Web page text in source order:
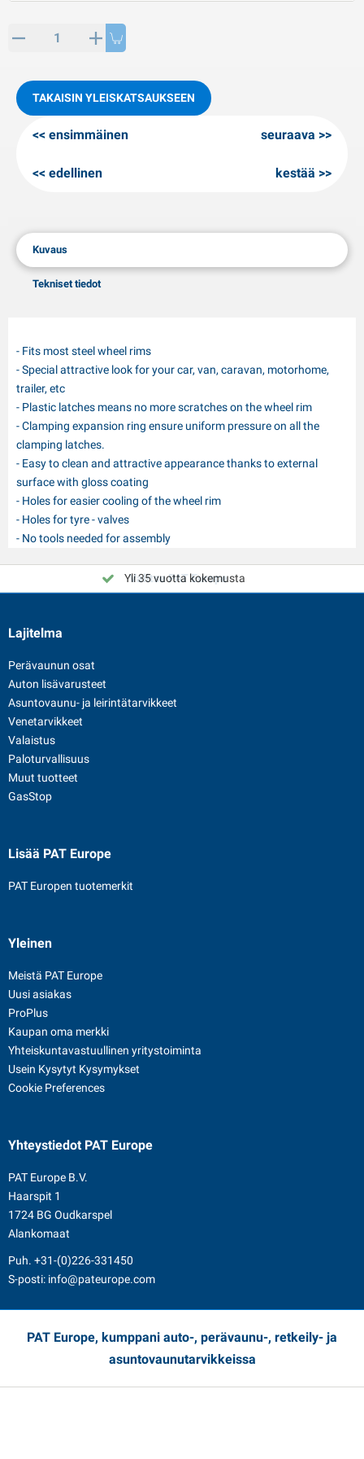
TAKAISIN YLEISKATSAUKSEEN
ensimmäinen
edellinen
seuraava
kestää
Kuvaus
Tekniset tiedot
- Fits most steel wheel rims
- Special attractive look for your car, van, caravan, motorhome,
trailer, etc
- Plastic latches means no more scratches on the wheel rim
- Clamping expansion ring ensure uniform pressure on all the
clamping latches.
- Easy to clean and attractive appearance thanks to external
surface with gloss coating
- Holes for easier cooling of the wheel rim
- Holes for tyre - valves
- No tools needed for assembly
Valitse PAT Europe
Yli 35 vuotta kokemusta
Lajitelma
Perävaunun osat
Auton lisävarusteet
Asuntovaunu- ja leirintätarvikkeet
Venetarvikkeet
Valaistus
Paloturvallisuus
Muut tuotteet
GasStop
Lisää PAT Europe
PAT Europen tuotemerkit
Yleinen
Meistä PAT Europe
Uusi asiakas
ProPlus
Kaupan oma merkki
Yhteiskuntavastuullinen yritystoiminta
Usein Kysytyt Kysymykset
Cookie Preferences
YhteystiedotPAT Europe
PAT Europe B.V.
Haarspit 1
1724 BG Oudkarspel
Alankomaat
Puh. +31-(0)226-331450
S-posti: info@pateurope.com
PAT Europe, kumppani auto-, perävaunu-, retkeily- ja
asuntovaunutarvikkeissa